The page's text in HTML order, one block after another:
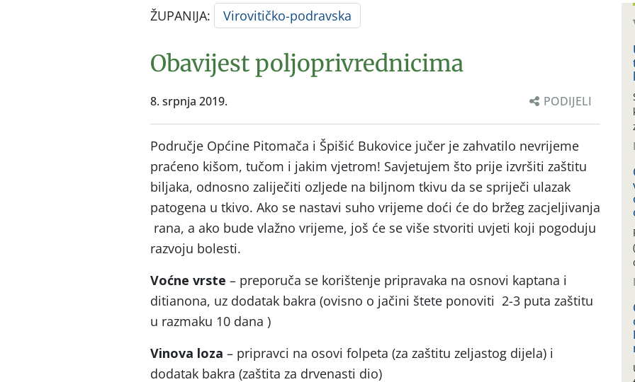
ŽUPANIJA: Virovitičko-podravska
Obavijest poljoprivrednicima
8. srpnja 2019. PODIJELI
Područje Općine Pitomača i Špišić Bukovice jučer je zahvatilo nevrijeme
praćeno kišom, tučom i jakim vjetrom! Savjetujem što prije izvršiti zaštitu
biljaka, odnosno zaliječiti ozljede na biljnom tkivu da se spriječi ulazak
patogena u tkivo. Ako se nastavi suho vrijeme doći će do bržeg zacjeljivanja
rana, a ako bude vlažno vrijeme, još će se više stvoriti uvjeti koji pogoduju
razvoju bolesti.
Voćne vrste – preporuča se korištenje pripravaka na osnovi kaptana i
ditianona, uz dodatak bakra (ovisno o jačini štete ponoviti 2-3 puta zaštitu
u razmaku 10 dana )
Vinova loza – pripravci na osovi folpeta (za zaštitu zeljastog dijela) i
dodatak bakra (zaštita za drvenasti dio)